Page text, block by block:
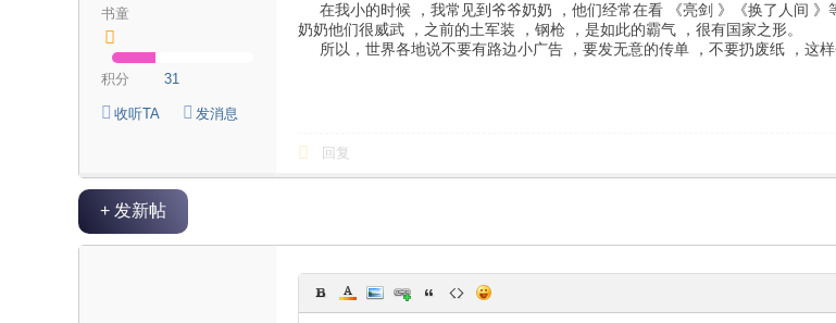
闻
书童
积分 31
收听TA 发消息
在我小的时候 ，我常见到爷爷奶奶 ，他们经常在看 《亮剑 》《换了人间
奶奶他们很威武 ，之前的土军装 ，钢枪 ，是如此的霸气 ，很有国家之形。
所以，世界各地说不要有路边小广告 ，要发无意的传单 ，不要扔废纸 ，这样
回复
+ 发新帖